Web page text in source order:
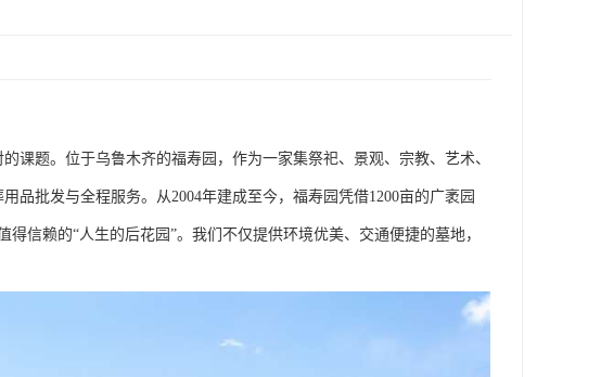
课题。位于乌鲁木齐的福寿园，作为一家集祭祀、景观、宗教、艺术、
品批发与全程服务。从2004年建成至今，福寿园凭借1200亩的广袤园
信赖的“人生的后花园”。我们不仅提供环境优美、交通便捷的墓地，